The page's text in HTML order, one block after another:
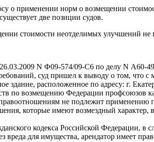
о применении норм о возмещении
две позиции судов.
стоимости неотделимых улучшений не
N Ф09-574/09-С6 по делу N А60-
суд пришел к выводу о том, что
здание, расположенное по адресу: г.
по возмещению Федерации профсоюзов
не подлежит применению
которые имеют возмездный
кодекса Российской Федерации, в
вреда для имущества, арендатор имеет